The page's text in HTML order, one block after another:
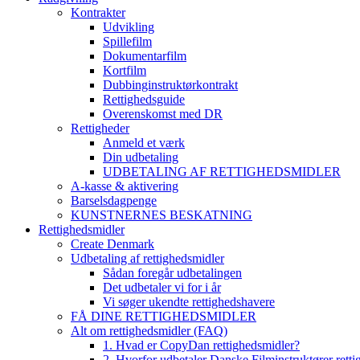
Kontrakter
Udvikling
Spillefilm
Dokumentarfilm
Kortfilm
Dubbinginstruktørkontrakt
Rettighedsguide
Overenskomst med DR
Rettigheder
Anmeld et værk
Din udbetaling
UDBETALING AF RETTIGHEDSMIDLER
A-kasse & aktivering
Barselsdagpenge
KUNSTNERNES BESKATNING
Rettighedsmidler
Create Denmark
Udbetaling af rettighedsmidler
Sådan foregår udbetalingen
Det udbetaler vi for i år
Vi søger ukendte rettighedshavere
FÅ DINE RETTIGHEDSMIDLER
Alt om rettighedsmidler (FAQ)
1. Hvad er CopyDan rettighedsmidler?